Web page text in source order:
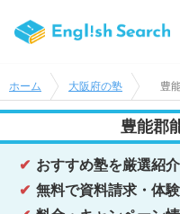
ホーム 大阪府の塾 豊
豊能郡
おすすめ塾を厳選紹
無料で資料請求・体